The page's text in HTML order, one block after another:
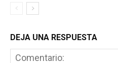
DEJA UNA RESPUESTA